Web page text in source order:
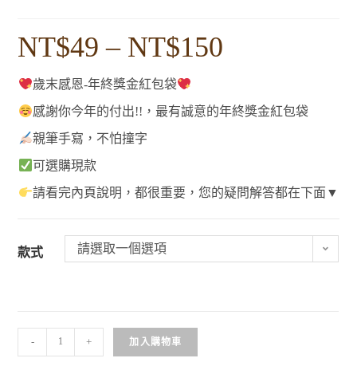
NT$49 – NT$150
歲末感恩-年終獎金紅包袋
感謝你今年的付出!!，最有誠意的年終獎金紅包袋
親筆手寫，不怕撞字
可選購現款
請看完內頁說明，都很重要，您的疑問解答都在下面▼
款式 請選取一個選項
- + 加入購物車